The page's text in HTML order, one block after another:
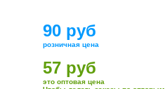
90 руб
розничная цена
57 руб
это оптовая цена